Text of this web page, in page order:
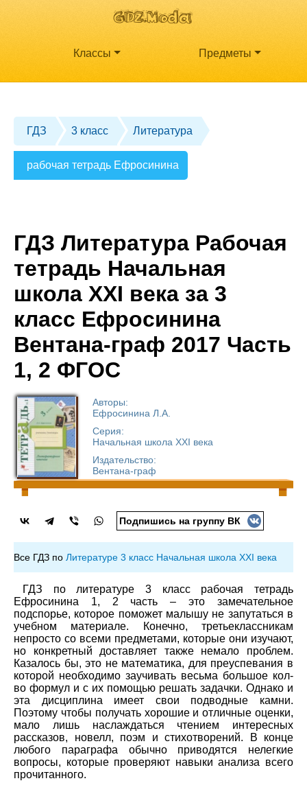
Классы Предметы
ГДЗ 3 класс Литература
рабочая тетрадь Ефросинина
ГДЗ Литература Рабочая
тетрадь Начальная
школа XXI века за 3
класс Ефросинина
Вентана-граф 2017 Часть
1, 2 ФГОС
Авторы:
Ефросинина Л.А.
Серия:
Начальная школа XXI века
Издательство:
Вентана-граф
Подпишись на группу ВК
Все ГДЗ по Литературе 3 класс Начальная школа XXI века
ГДЗ по литературе 3 класс рабочая тетрадь
Ефросинина 1, 2 часть – это замечательное
подспорье, которое поможет малышу не запутаться в
учебном материале. Конечно, третьеклассникам
непросто со всеми предметами, которые они изучают,
но конкретный доставляет также немало проблем.
Казалось бы, это не математика, для преуспевания в
которой необходимо заучивать весьма большое кол-
во формул и с их помощью решать задачки. Однако и
эта дисциплина имеет свои подводные камни.
Поэтому чтобы получать хорошие и отличные оценки,
мало лишь наслаждаться чтением интересных
рассказов, новелл, поэм и стихотворений. В конце
любого параграфа обычно приводятся нелегкие
вопросы, которые проверяют навыки анализа всего
прочитанного.